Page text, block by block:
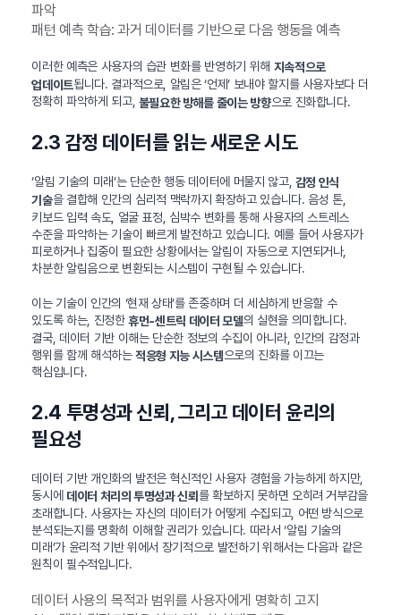
파악
패턴 예측 학습: 과거 데이터를 기반으로 다음 행동을 예측
이러한 예측은 사용자의 습관 변화를 반영하기 위해 지속적으로
업데이트됩니다. 결과적으로, 알림은 ‘언제’ 보내야 할지를 사용자보다 더
정확히 파악하게 되고, 불필요한 방해를 줄이는 방향으로 진화합니다.
2.3 감정 데이터를 읽는 새로운 시도
‘알림 기술의 미래’는 단순한 행동 데이터에 머물지 않고, 감정 인식
기술을 결합해 인간의 심리적 맥락까지 확장하고 있습니다. 음성 톤,
키보드 입력 속도, 얼굴 표정, 심박수 변화를 통해 사용자의 스트레스
수준을 파악하는 기술이 빠르게 발전하고 있습니다. 예를 들어 사용자가
피로하거나 집중이 필요한 상황에서는 알림이 자동으로 지연되거나,
차분한 알림음으로 변환되는 시스템이 구현될 수 있습니다.
이는 기술이 인간의 ‘현재 상태’를 존중하며 더 세심하게 반응할 수
있도록 하는, 진정한휴먼-센트릭 데이터 모델의 실현을 의미합니다.
결국, 데이터 기반 이해는 단순한 정보의 수집이 아니라, 인간의 감정과
행위를 함께 해석하는적응형 지능 시스템으로의 진화를 이끄는
핵심입니다.
2.4 투명성과 신뢰, 그리고 데이터 윤리의
필요성
데이터 기반 개인화의 발전은 혁신적인 사용자 경험을 가능하게 하지만,
동시에 데이터 처리의 투명성과 신뢰 를 확보하지 못하면 오히려 거부감을
초래합니다. 사용자는 자신의 데이터가 어떻게 수집되고, 어떤 방식으로
분석되는지를 명확히 이해할 권리가 있습니다. 따라서 ‘알림 기술의
미래’가 윤리적 기반 위에서 장기적으로 발전하기 위해서는 다음과 같은
원칙이 필수적입니다.
데이터 사용의 목적과 범위를 사용자에게 명확히 고지